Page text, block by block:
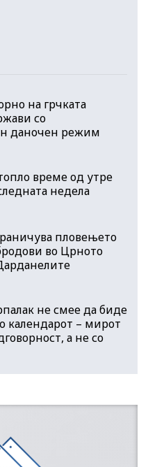
на грчката
со
даночен режим
време од утре
недела
пловењето
во Црното
не смее да биде
календарот – мирот
а не со